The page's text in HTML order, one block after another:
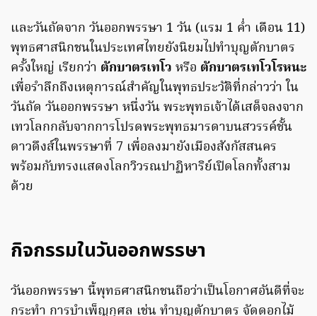
และวันถัดจาก วันออกพรรษา 1 วัน (แรม 1 ค่ำ เดือน 11)
พุทธศาสนิกชนในประเทศไทยยังนิยมไปทำบุญตักบาตร
ครั้งใหญ่ เรียกว่า ตักบาตรเทโว หรือ ตักบาตรเทโวโรหนะ
เพื่อรำลึกถึงเหตุการณ์สำคัญในพุทธประวัติที่กล่าวว่า ใน
วันถัด วันออกพรรษา หนึ่งวัน พระพุทธเจ้าได้เสด็จลงจาก
เทวโลกกลับจากการโปรดพระพุทธมารดาบนสวรรค์ชั้น
ดาวดึงส์ในพรรษาที่ 7 เพื่อลงมายังเมืองสังกัสสนคร
พร้อมกับทรงแสดงโลกวิวรณปาฏิหาริย์เปิดโลกทั้งสาม
ด้วย
กิจกรรมในวันออกพรรษา
วันออกพรรษา นี้พุทธศาสนิกชนถือว่าเป็นโอกาศอันดีที่จะ
กระทำ การบำเพ็ญกุศล เช่น ทำบุญตักบาตร จัดดอกไม้